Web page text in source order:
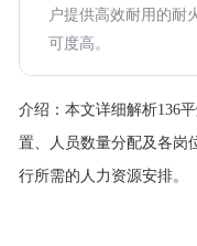
户提供高效耐用的耐
可度高。
介绍： 本文详细解析136
置、人员数量分配及各岗
行所需的人力资源安排。